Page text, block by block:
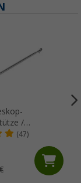
/
mit Bügelfuß,
(47)